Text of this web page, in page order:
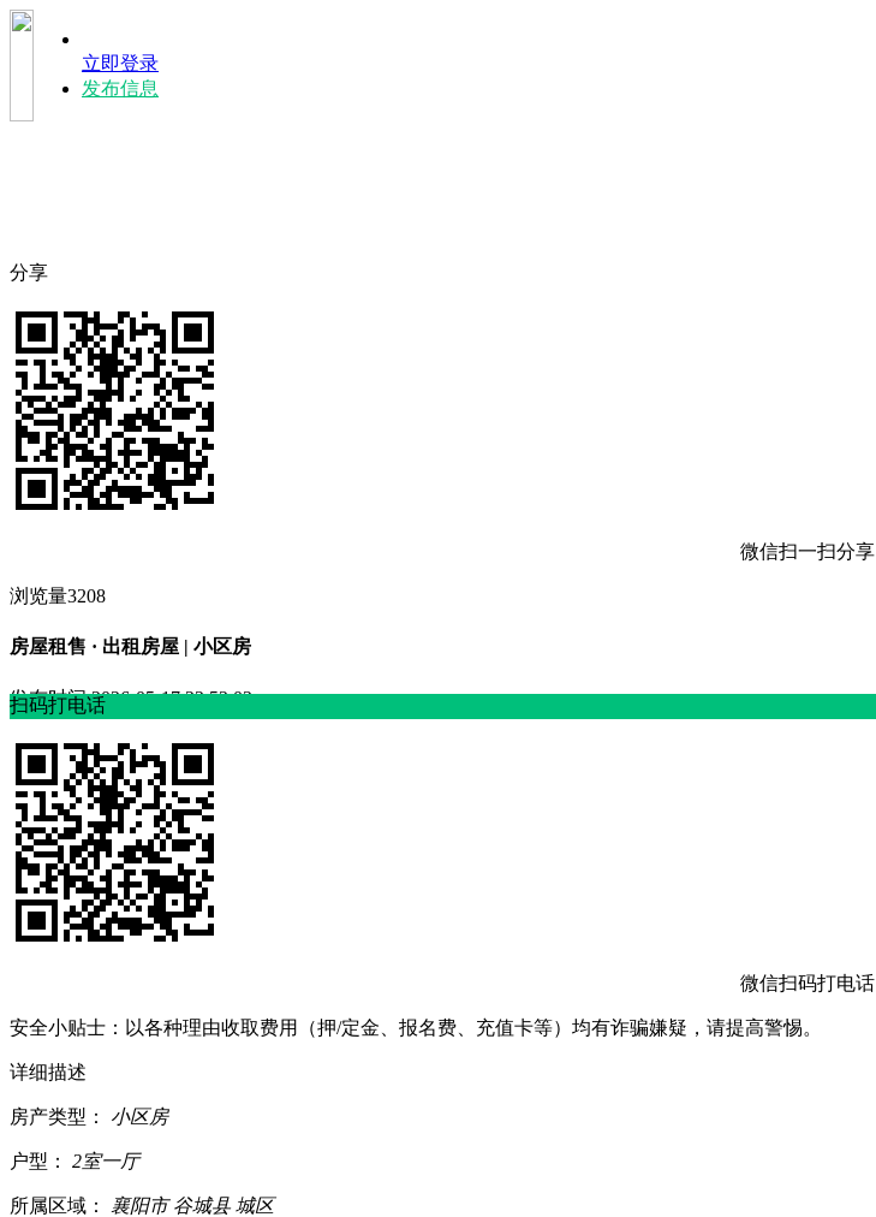
立即登录
发布信息
分享
微信扫一扫分享
浏览量3208
房屋租售 · 出租房屋 | 小区房
发布时间2026-05-17 22:52:02
扫码打电话
微信扫码打电话
安全小贴士：以各种理由收取费⽤（押/定⾦、报名费、充值卡等）均有诈骗嫌疑，请提⾼警惕。
详细描述
房产类型： 小区房
户ㅤㅤ型： 2室一厅
所属区域： 襄阳市 谷城县 城区